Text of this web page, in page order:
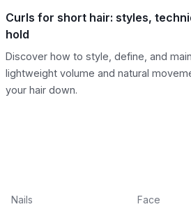
Curls for short hair: styles,
hold
Discover how to style, define, and
lightweight volume and natural
your hair down.
Nails
Face